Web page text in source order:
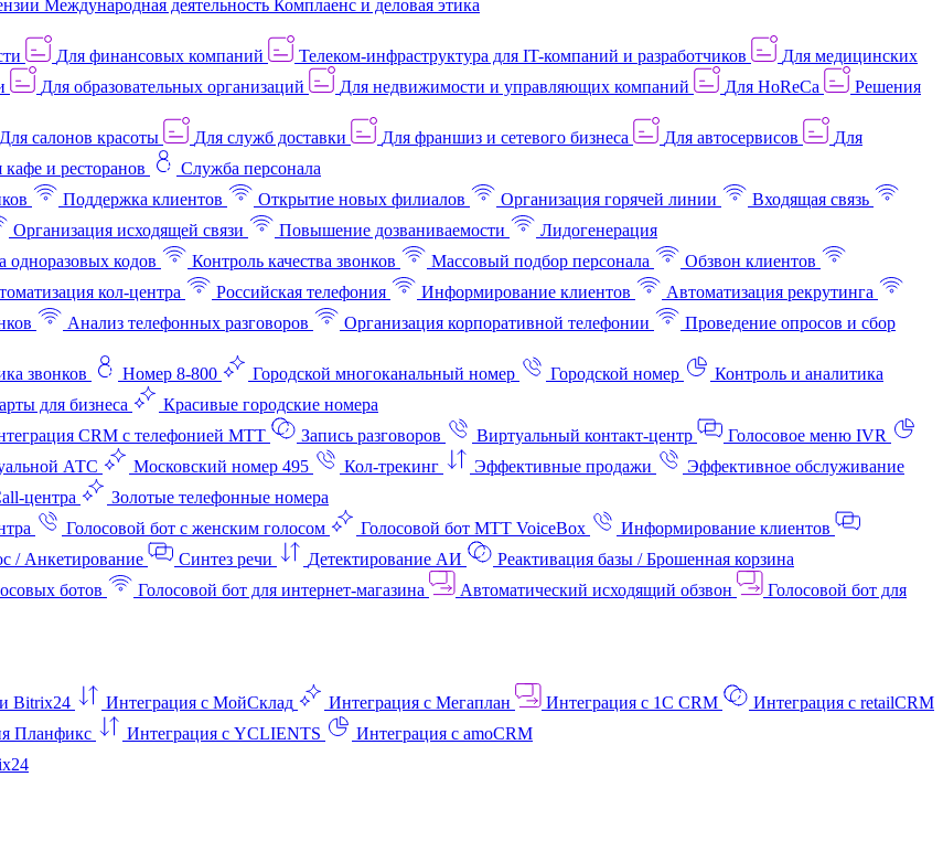
Международная деятельность Комплаенс и деловая этика
Для финансовых компаний Телеком-инфраструктура для IT-компаний и разработчиков
Для медицинских
Для образовательных организаций Для недвижимости и управляющих компаний Для HoReCa
Решения
Для салонов красоты Для служб доставки Для франшиз и сетевого бизнеса Для автосервисов
Для
кафе и ресторанов
Служба персонала
Поддержка клиентов Открытие новых филиалов Организация горячей линии
Входящая связь
Организация исходящей связи Повышение дозваниваемости
Лидогенерация
одноразовых кодов Контроль качества звонков Массовый подбор персонала
Обзвон клиентов
кол-центра Российская телефония Информирование клиентов
Автоматизация рекрутинга
Анализ телефонных разговоров Организация корпоративной телефонии
Проведение опросов и сбор
звонков Номер 8-800 Городской многоканальный номер Городской номер
Контроль и аналитика
для бизнеса
Красивые городские номера
CRM с телефонией МТТ Запись разговоров Виртуальный контакт‑центр
Голосовое меню IVR
АТС Московский номер 495 Кол-трекинг Эффективные продажи
Эффективное обслуживание
центра
Золотые телефонные номера
Голосовой бот с женским голосом Голосовой бот МТТ VoiceBox
Информирование клиентов
/ Анкетирование Синтез речи Детектирование АИ
Реактивация базы / Брошенная корзина
ботов Голосовой бот для интернет‑магазина Автоматический исходящий обзвон
Голосовой бот для
Bitrix24 Интеграция с МойСклад Интеграция с Мегаплан Интеграция с 1C CRM
Интеграция с retailCRM
Планфикс Интеграция с YCLIENTS
Интеграция с amoCRM